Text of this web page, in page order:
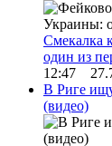
Смекалка
один из
12:47
В Риге
(видео)